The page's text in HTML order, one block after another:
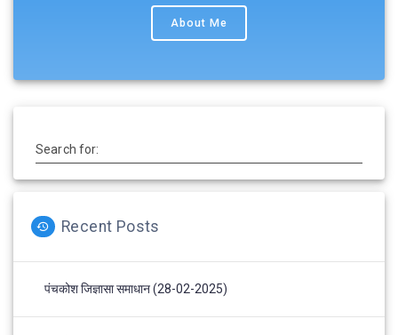
About Me
Search for:
Recent Posts
पंचकोश जिज्ञासा समाधान (28-02-2025)